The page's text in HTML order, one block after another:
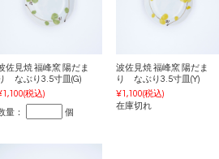
佐見焼 福峰窯 陽だま
なぶり3.5寸皿(G)
(税込)
量： 個
波佐見焼 福峰窯 陽だま
り なぶり3.5寸皿(Y)
¥1,100(税込)
在庫切れ